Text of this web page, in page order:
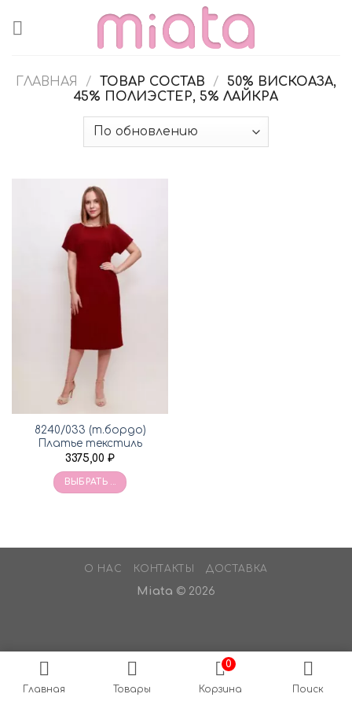
ГЛАВНАЯ / ТОВАР СОСТАВ /
50% ВИСКОАЗА,
45% ПОЛИЭСТЕР, 5% ЛАЙКРА
8240/033 (т.бордо)
Платье текстиль
3375,00 ₽
ВЫБРАТЬ ...
О НАС КОНТАКТЫ ДОСТАВКА
Miata © 2026
Главная Товары
0
Корзина Поиск